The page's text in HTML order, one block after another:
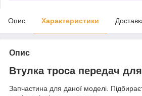
Опис Характеристики
Опис
Втулка троса передач
Запчастина для даної моделі.